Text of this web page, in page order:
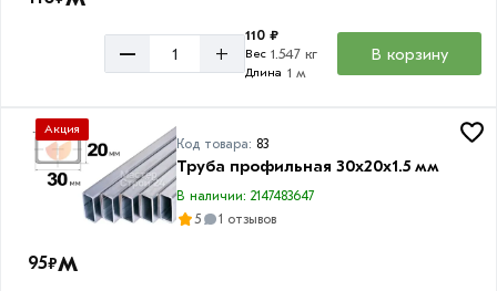
– +
110 ₽
Вес 1.547 кг
Длина 1 м
В корзину
Акция
Код товара: 83
Труба профильная 30х20х1.5 мм
В наличии: 2147483647
5
1 отзывов
95₽м